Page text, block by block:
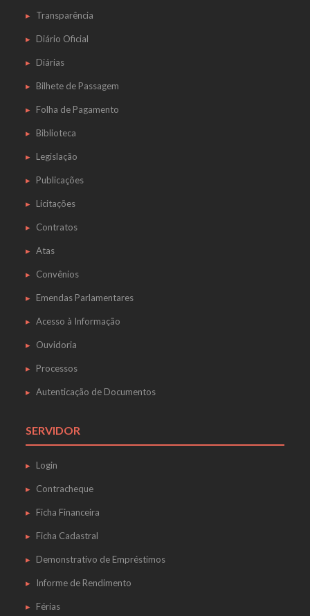
Transparência
Diário Oficial
Diárias
Bilhete de Passagem
Folha de Pagamento
Biblioteca
Legislação
Publicações
Licitações
Contratos
Atas
Convênios
Emendas Parlamentares
Acesso à Informação
Ouvidoria
Processos
Autenticação de Documentos
SERVIDOR
Login
Contracheque
Ficha Financeira
Ficha Cadastral
Demonstrativo de Empréstimos
Informe de Rendimento
Férias